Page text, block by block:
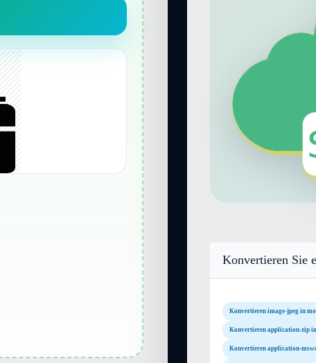
Konvertieren Sie
Konvertieren image-jpeg in
Konvertieren application-zip
Konvertieren application-